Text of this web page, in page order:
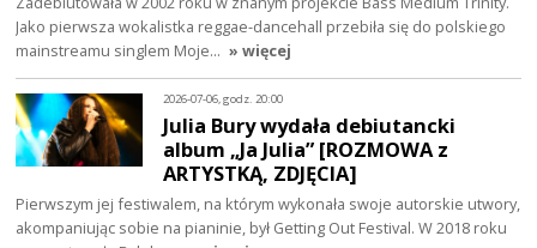
Jako pierwsza wokalistka reggae-dancehall przebiła się do polskiego
mainstreamu singlem Moje… » więcej
2026-07-06, godz. 20:00
Julia Bury wydała debiutancki
album „Ja Julia” [ROZMOWA z
ARTYSTKĄ, ZDJĘCIA]
Pierwszym jej festiwalem, na którym wykonała swoje autorskie utwory,
akompaniując sobie na pianinie, był Getting Out Festival. W 2018 roku